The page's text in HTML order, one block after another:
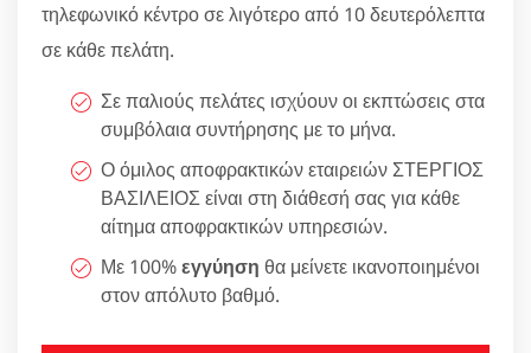
τηλεφωνικό κέντρο σε λιγότερο από 10 δευτερόλεπτα
σε κάθε πελάτη.
Σε παλιούς πελάτες ισχύουν οι εκπτώσεις στα
συμβόλαια συντήρησης με το μήνα.
Ο όμιλος αποφρακτικών εταιρειών ΣΤΕΡΓΙΟΣ
ΒΑΣΙΛΕΙΟΣ είναι στη διάθεσή σας για κάθε
αίτημα αποφρακτικών υπηρεσιών.
Με 100%εγγύηση θα μείνετε ικανοποιημένοι
στον απόλυτο βαθμό.